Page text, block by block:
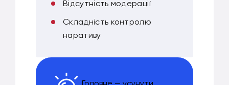
Відсутність модерації
Складність контролю
наративу